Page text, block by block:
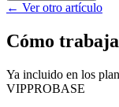
← Ver otro artículo
Cómo
Ya incluido en los
VIPPROBASE